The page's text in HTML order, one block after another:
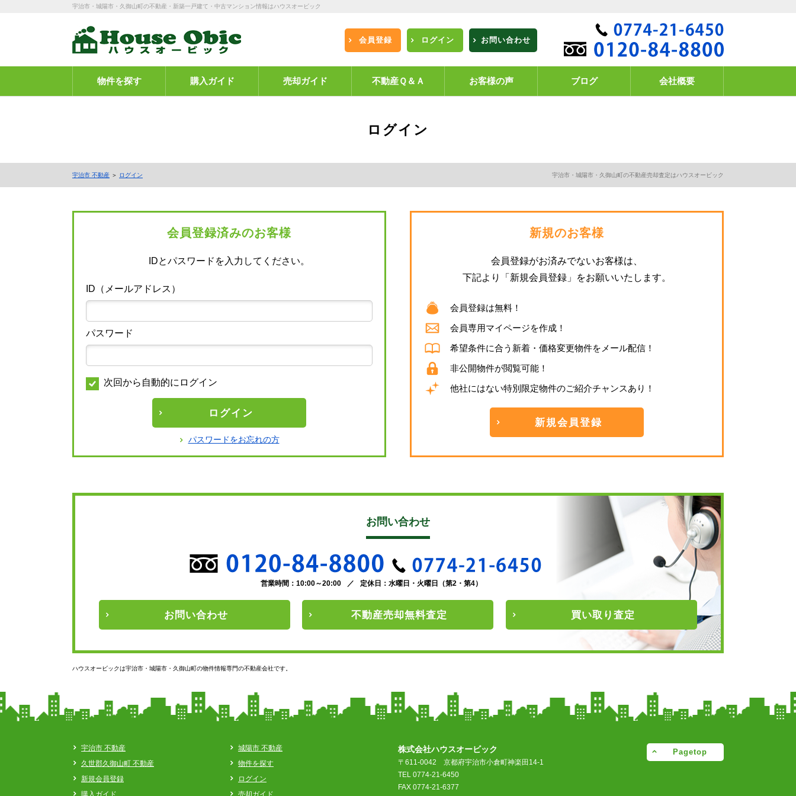
宇治市・城陽市・久御山町の不動産・新築一戸建て・中古マンション情報はハウスオービック
会員登録 ログイン お問い合わせ
物件を探す 購入ガイド 売却ガイド 不動産Ｑ＆Ａ お客様の声 ブログ 会社概要
ログイン
宇治市 不動産 ＞ ログイン 宇治市・城陽市・久御山町の不動産売却査定はハウスオービック
会員登録済みのお客様
IDとパスワードを入力してください。
ID（メールアドレス）
パスワード
次回から自動的にログイン
ログイン
パスワードをお忘れの方
新規のお客様
会員登録がお済みでないお客様は、
下記より「新規会員登録」をお願いいたします。
会員登録は無料！
会員専用マイページを作成！
希望条件に合う新着・価格変更物件をメール配信！
非公開物件が閲覧可能！
他社にはない特別限定物件のご紹介チャンスあり！
新規会員登録
お問い合わせ
営業時間：10:00～20:00 ／ 定休日：水曜日・火曜日（第2・第4）
お問い合わせ 不動産売却無料査定 買い取り 査定
ハウスオービックは宇治市・城陽市・久御山町の物件情報専門の不動産会社です。
Pagetop
宇治市 不動産
城陽市 不動産
久世郡久御山町 不動産
物件を探す
新規会員登録
ログイン
購入ガイド
売却ガイド
株式会社ハウスオービック
〒611-0042 京都府宇治市小倉町神楽田14-1
TEL 0774-21-6450
FAX 0774-21-6377